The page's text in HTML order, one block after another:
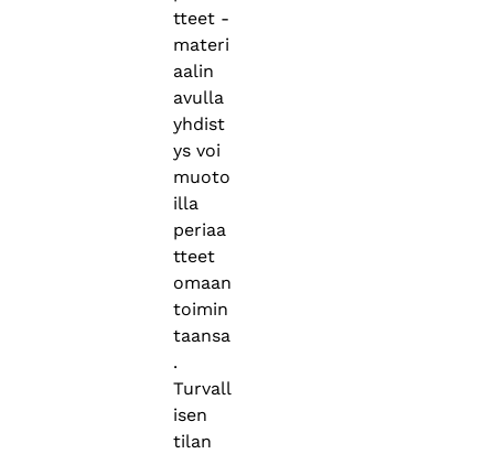
tteet -
materi
aalin
avulla
yhdist
ys voi
muoto
illa
periaa
tteet
omaan
toimin
taansa
.
Turvall
isen
tilan